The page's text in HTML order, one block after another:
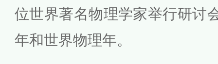
位世界著名物理学家举行研讨
年和世界物理年。